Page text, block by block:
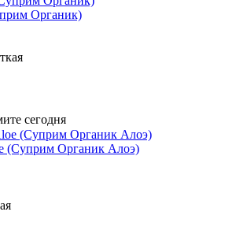
Органик)
сегодня
(Суприм Органик Алоэ)